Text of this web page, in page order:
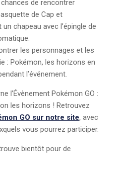
de rencontrer
de Cap et
chapeau avec l’épingle de
les personnages et les
: Pokémon, les horizons en
l’événement.
l’Évènement Pokémon GO :
les horizons ! Retrouvez
GO sur notre site, avec
vous pourrez participer.
bientôt pour de